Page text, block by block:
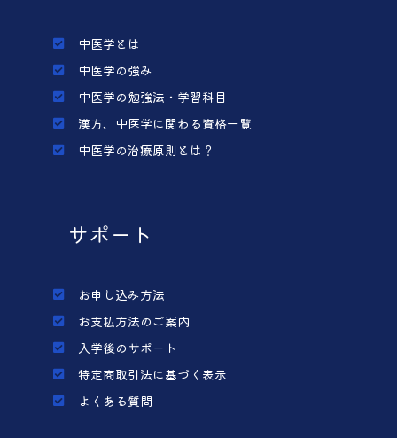
中医学とは
中医学の強み
中医学の勉強法・学習科目
漢方、中医学に関わる資格一覧
中医学の治療原則とは？
サポート
お申し込み方法
お支払方法のご案内
入学後のサポート
特定商取引法に基づく表示
よくある質問